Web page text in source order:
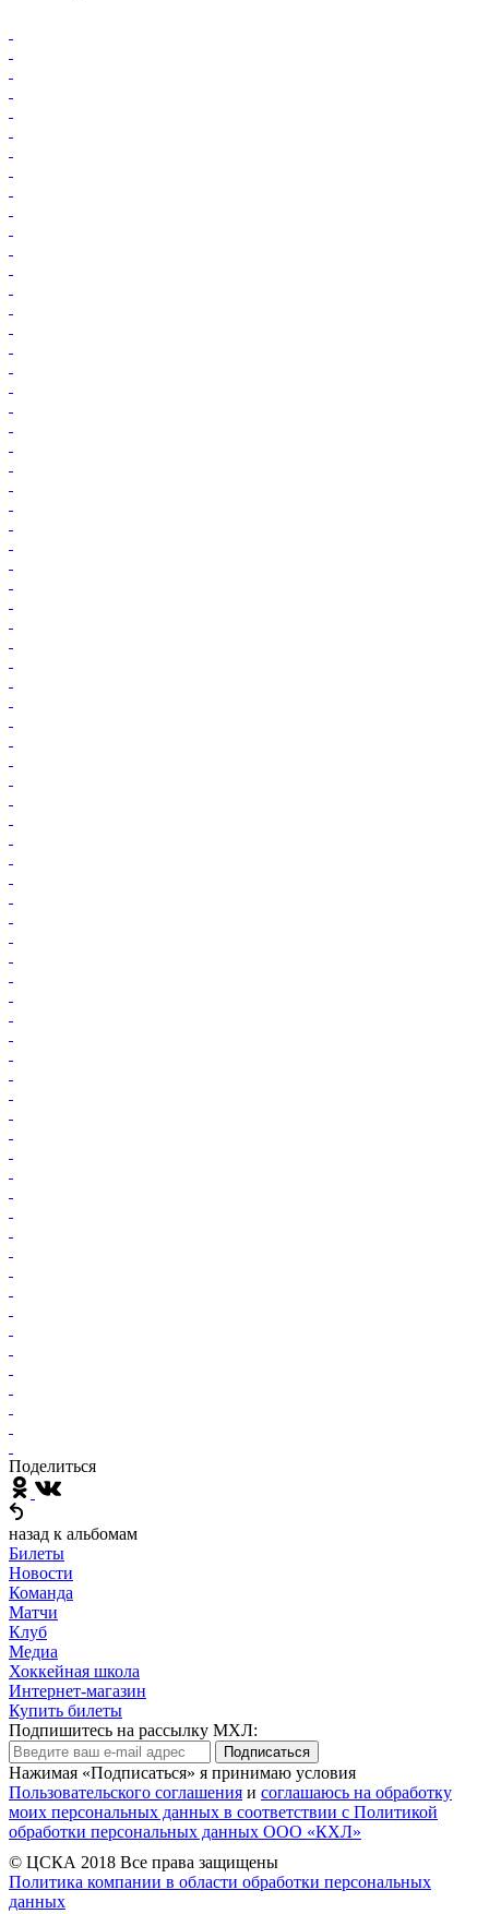
Поделиться
назад к альбомам
Билеты
Новости
Команда
Матчи
Клуб
Медиа
Хоккейная школа
Интернет-магазин
Купить билеты
Подпишитесь на рассылку МХЛ:
Подписаться
Нажимая «Подписаться» я принимаю условия
Пользовательского соглашения и соглашаюсь на обработку
моих персональных данных в соответствии с Политикой
обработки персональных данных ООО «КХЛ»
© ЦСКА 2018 Все права защищены
Политика компании в области обработки персональных
данных